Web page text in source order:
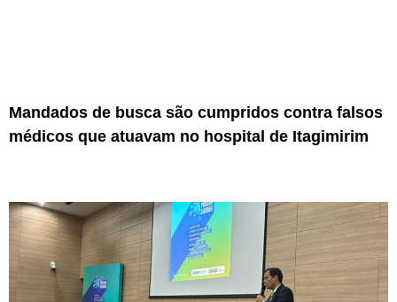
Mandados de busca são cumpridos contra falsos
médicos que atuavam no hospital de Itagimirim